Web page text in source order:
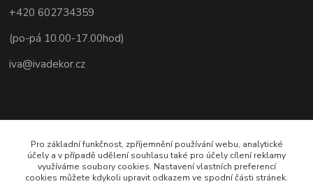
+420 602734359
(po-pá 10.00-17.00hod)
iva@ivadekor.cz
Pro základní funkčnost, zpříjemnění používání webu, analytické
účely a v případě udělení souhlasu také pro účely cílení reklamy
využíváme soubory cookies. Nastavení vlastních preferencí
cookies můžete kdykoli upravit odkazem ve spodní části stránek.